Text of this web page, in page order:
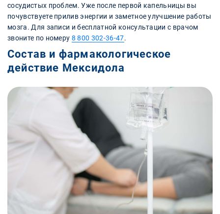
сосудистых проблем. Уже после первой капельницы вы
почувствуете прилив энергии и заметное улучшение работы
мозга. Для записи и бесплатной консультации с врачом
звоните по номеру 8 800 302-36-47.
Состав и фармакологическое
действие Мексидола